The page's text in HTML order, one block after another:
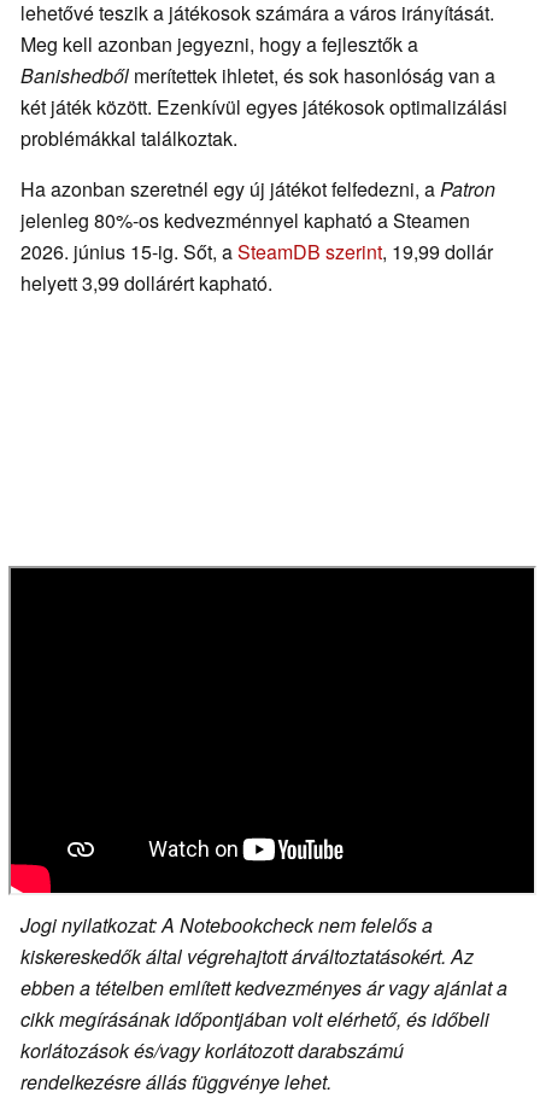
lehetővé teszik a játékosok számára a város irányítását.
Meg kell azonban jegyezni, hogy a fejlesztők a
Banishedből merítettek ihletet, és sok hasonlóság van a
két játék között. Ezenkívül egyes játékosok optimalizálási
problémákkal találkoztak.
Ha azonban szeretnél egy új játékot felfedezni, aPatron
jelenleg 80%-os kedvezménnyel kapható a Steamen
2026. június 15-ig. Sőt, aSteamDB szerint, 19,99 dollár
helyett 3,99 dollárért kapható.
Jogi nyilatkozat: A Notebookcheck nem felelős a
kiskereskedők által végrehajtott árváltoztatásokért. Az
ebben a tételben említett kedvezményes ár vagy ajánlat a
cikk megírásának időpontjában volt elérhető, és időbeli
korlátozások és/vagy korlátozott darabszámú
rendelkezésre állás függvénye lehet.